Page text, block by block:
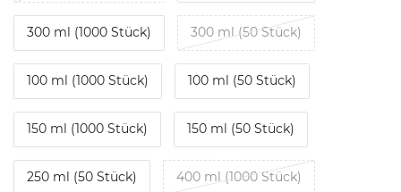
300 ml (1000 Stück) 300 ml (50 Stück)
100 ml (1000 Stück) 100 ml (50 Stück)
150 ml (1000 Stück) 150 ml (50 Stück)
250 ml (50 Stück) 400 ml (1000 Stück)